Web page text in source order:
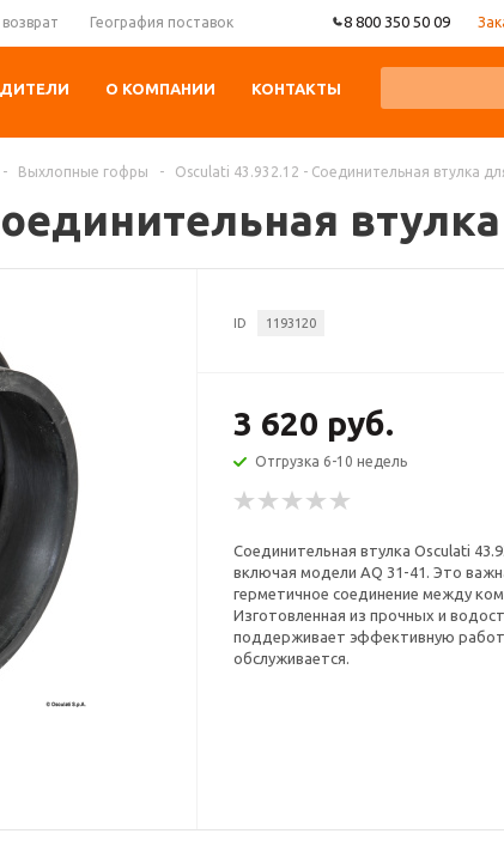
География поставок 8 800 350 50 09
О КОМПАНИИ КОНТАКТЫ
- Выхлопные гофры - Osculati 43.932.12 - Соединительная втулка
ID 1193120
3 620 руб.
Отгрузка 6-10 недель
Соединительная втулка Osculati
включая модели AQ 31-41. Это
герметичное соединение между
Изготовленная из прочных и
поддерживает эффективную
обслуживается.